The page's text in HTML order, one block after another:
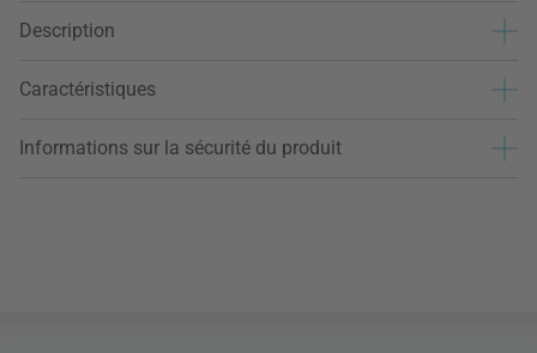
Description
Caractéristiques
Informations sur la sécurité du produit